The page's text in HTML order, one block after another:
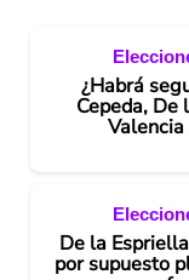
¿Habrá
Cepeda, De
De la
por supuesto